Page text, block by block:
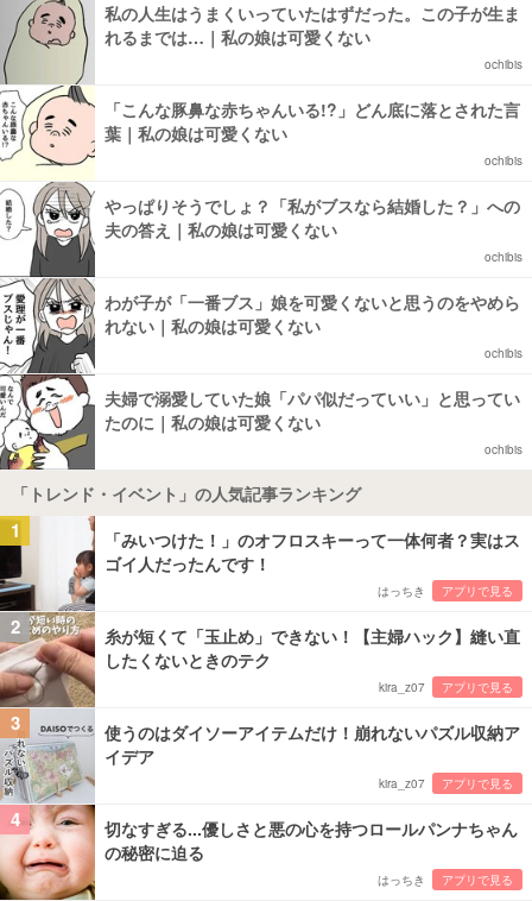
私の人生はうまくいっていたはずだった。この子が生ま
れるまでは…｜私の娘は可愛くない
ochibis
「こんな豚鼻な赤ちゃんいる!?」どん底に落とされた言
葉｜私の娘は可愛くない
ochibis
やっぱりそうでしょ？「私がブスなら結婚した？」への
夫の答え｜私の娘は可愛くない
ochibis
わが子が「一番ブス」娘を可愛くないと思うのをやめら
れない｜私の娘は可愛くない
ochibis
夫婦で溺愛していた娘「パパ似だっていい」と思ってい
たのに｜私の娘は可愛くない
ochibis
「トレンド・イベント」の人気記事ランキング
1
「みいつけた！」のオフロスキーって一体何者？実はス
ゴイ人だったんです！
はっちき アプリで見る
2
糸が短くて「玉止め」できない！【主婦ハック】縫い直
したくないときのテク
kira_z07 アプリで見る
3
使うのはダイソーアイテムだけ！崩れないパズル収納ア
イデア
kira_z07 アプリで見る
4
切なすぎる...優しさと悪の心を持つロールパンナちゃん
の秘密に迫る
はっちき アプリで見る